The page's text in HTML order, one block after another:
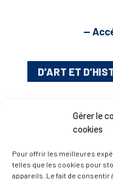
Gérer le
cookies
Pour offrir les meilleures
telles que les cookies pour
appareils. Le fait de
—
D’ART ET